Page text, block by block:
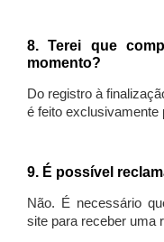
8. Terei que
momento?
Do registro à
é feito exclusivamente
9. É possível
Não. É necessário
site para receber uma